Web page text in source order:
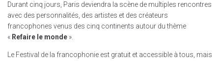
Durant cinq jours, Paris deviendra la scène de multiples rencontres
avec des personnalités, des artistes et des créateurs
francophones venus des cinq continents autour du thème
« Refaire le monde ».
Le Festival de la francophonie est gratuit et accessible à tous, mais